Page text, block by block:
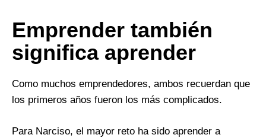
Emprender también
significa aprender
Como muchos emprendedores, ambos recuerdan que
los primeros años fueron los más complicados.
Para Narciso, el mayor reto ha sido aprender a